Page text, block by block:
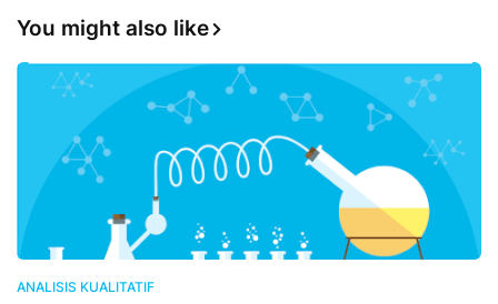
You might also like
ANALISIS KUALITATIF